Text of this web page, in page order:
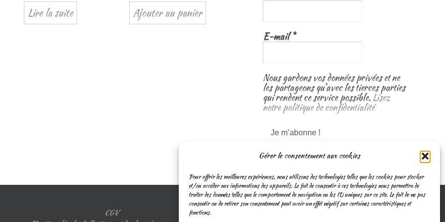
Gérer le consentement aux cookies
Pour offrir les meilleures expériences, nous utilisons des technologies telles que les cookies pour stocker
et/ou accéder aux informations des appareils. Le fait de consentir à ces technologies nous permettra de
traiter des données telles que le comportement de navigation ou les ID uniques sur ce site. Le fait de ne pas
consentir ou de retirer son consentement peut avoir un effet négatif sur certaines caractéristiques et
fonctions.
Lire la suite Ajouter au panier
E-mail*
Nous gardons vos données privées et ne
les partageons qu’avec les tierces parties
qui rendent ce service possible.Lisez
notre politique de confidentialité
CGV